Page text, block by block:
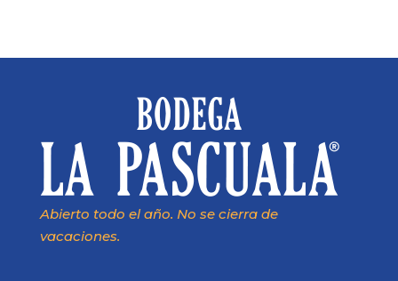
Abierto todo el año. No se cierra de
vacaciones.